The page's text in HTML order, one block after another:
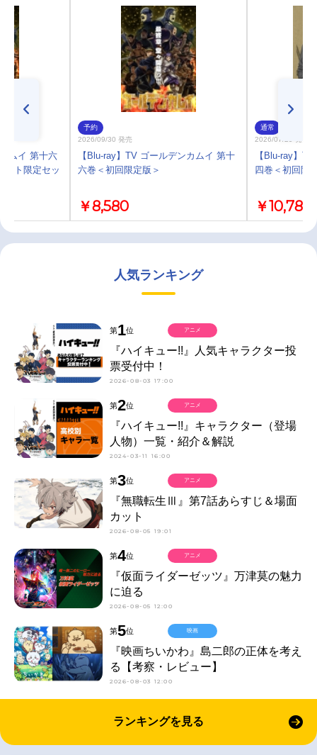
ムイ 第十六
イト限定セッ
予約
2026/09/30 発売
【Blu-ray】TV ゴールデンカムイ 第十
六巻＜初回限定版＞
￥8,580
通常
2026/07/29 発売
【Blu-ray】
四巻＜初回限
￥10,780
人気ランキング
第1位
『ハイキュー!!』人気キャラクター投
票受付中！
2026-08-03 17:00
アニメ
第2位
『ハイキュー!!』キャラクター（登場
人物）一覧・紹介＆解説
2024-03-11 16:00
アニメ
第3位
『無職転生Ⅲ』第7話あらすじ＆場面
カット
2026-08-05 19:01
アニメ
第4位
『仮面ライダーゼッツ』万津莫の魅力
に迫る
2026-08-05 12:00
アニメ
第5位
『映画ちいかわ』島二郎の正体を考え
る【考察・レビュー】
2026-08-03 12:00
映画
ランキングを見る